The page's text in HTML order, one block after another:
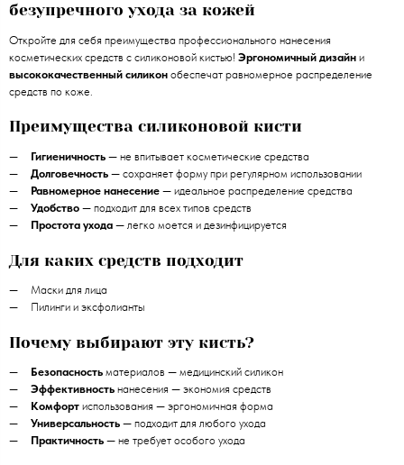
безупречного ухода за кожей
Откройте для себя преимущества профессионального нанесения
косметических средств с силиконовой кистью! Эргономичный дизайн и
высококачественный силикон обеспечат равномерное распределение
средств по коже.
Преимущества силиконовой кисти
Гигиеничность — не впитывает косметические средства
Долговечность — сохраняет форму при регулярном использовании
Равномерное нанесение — идеальное распределение средства
Удобство — подходит для всех типов средств
Простота ухода — легко моется и дезинфицируется
Для каких средств подходит
Маски для лица
Пилинги и эксфолианты
Почему выбирают эту кисть?
Безопасность материалов — медицинский силикон
Эффективность нанесения — экономия средств
Комфорт использования — эргономичная форма
Универсальность — подходит для любого ухода
Практичность — не требует особого ухода